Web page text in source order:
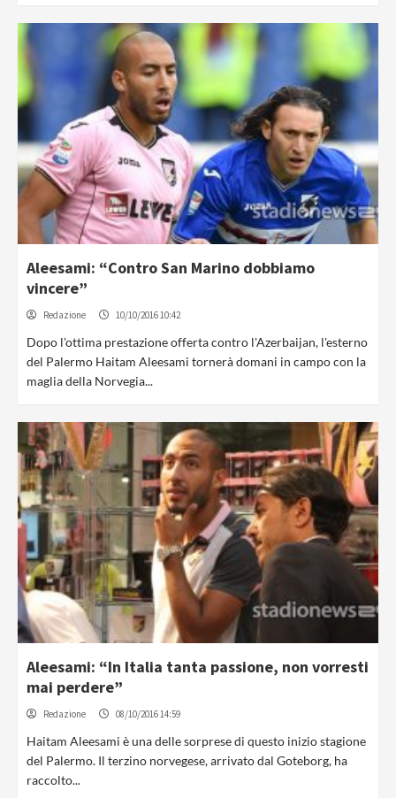
Aleesami: “Contro San Marino dobbiamo
vincere”
Redazione 10/10/2016 10:42
Dopo l'ottima prestazione offerta contro l'Azerbaijan, l'esterno
del Palermo Haitam Aleesami tornerà domani in campo con la
maglia della Norvegia...
Aleesami: “In Italia tanta passione, non vorresti
mai perdere”
Redazione 08/10/2016 14:59
Haitam Aleesami è una delle sorprese di questo inizio stagione
del Palermo. Il terzino norvegese, arrivato dal Goteborg, ha
raccolto...